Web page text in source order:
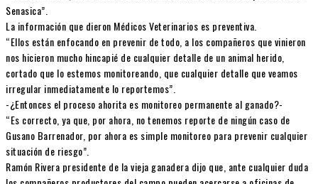
Senasica”.
La información que dieron Médicos Veterinarios es preventiva.
“Ellos están enfocando en prevenir de todo, a los compañeros que vinieron
nos hicieron mucho hincapié de cualquier detalle de un animal herido,
cortado que lo estemos monitoreando, que cualquier detalle que veamos
irregular inmediatamente lo reportemos”.
-¿Entonces el proceso ahorita es monitoreo permanente al ganado?-
“Es correcto, ya que, por ahora, no tenemos reporte de ningún caso de
Gusano Barrenador, por ahora es simple monitoreo para prevenir cualquier
situación de riesgo”.
Ramón Rivera presidente de la vieja ganadera dijo que, ante cualquier duda